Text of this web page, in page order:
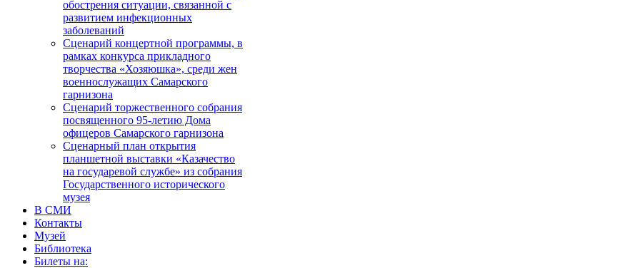
обострения ситуации, связанной с
развитием инфекционных
заболеваний
Сценарий концертной программы, в
рамках конкурса прикладного
творчества «Хозяюшка», среди жен
военнослужащих Самарского
гарнизона
Сценарий торжественного собрания
посвященного 95-летию Дома
офицеров Самарского гарнизона
Сценарный план открытия
планшетной выставки «Казачество
на государевой службе» из собрания
Государственного исторического
музея
В СМИ
Контакты
Музей
Библиотека
Билеты на: